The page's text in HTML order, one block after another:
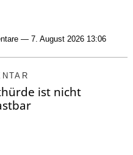
— 7. August 2026 13:06
ist nicht